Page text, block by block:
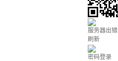
服务器出错
刷新
密码登录